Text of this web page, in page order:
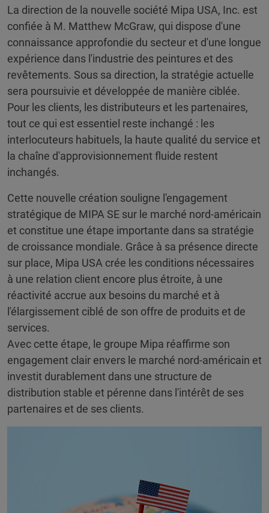
La direction de la nouvelle société Mipa USA, Inc. est
confiée à M. Matthew McGraw, qui dispose d'une
connaissance approfondie du secteur et d'une longue
expérience dans l'industrie des peintures et des
revêtements. Sous sa direction, la stratégie actuelle
sera poursuivie et développée de manière ciblée.
Pour les clients, les distributeurs et les partenaires,
tout ce qui est essentiel reste inchangé : les
interlocuteurs habituels, la haute qualité du service et
la chaîne d'approvisionnement fluide restent
inchangés.
Cette nouvelle création souligne l'engagement
stratégique de MIPA SE sur le marché nord-américain
et constitue une étape importante dans sa stratégie
de croissance mondiale. Grâce à sa présence directe
sur place, Mipa USA crée les conditions nécessaires
à une relation client encore plus étroite, à une
réactivité accrue aux besoins du marché et à
l'élargissement ciblé de son offre de produits et de
services.
Avec cette étape, le groupe Mipa réaffirme son
engagement clair envers le marché nord-américain et
investit durablement dans une structure de
distribution stable et pérenne dans l'intérêt de ses
partenaires et de ses clients.